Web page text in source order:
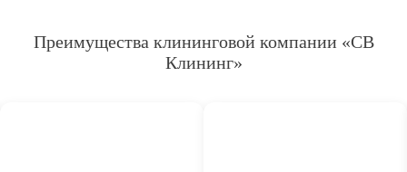
Преимущества клининговой компании «СВ
Клининг»